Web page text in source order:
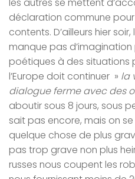
déclaration commune pour
contents. D’ailleurs hier
manque pas
poétiques à des situations
l’Europe doit continuer » la
dialogue ferme avec des
aboutir sous 8 jours, sous
sait pas encore, mais on
quelque chose de plus
pas trop grave non plus
russes nous coupent les